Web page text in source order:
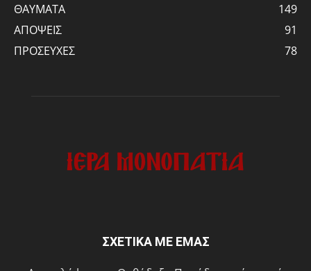
ΘΑΥΜΑΤΑ
149
ΑΠΟΨΕΙΣ
91
ΠΡΟΣΕΥΧΕΣ
78
ΣΧΕΤΙΚΑ ΜΕ ΕΜΑΣ